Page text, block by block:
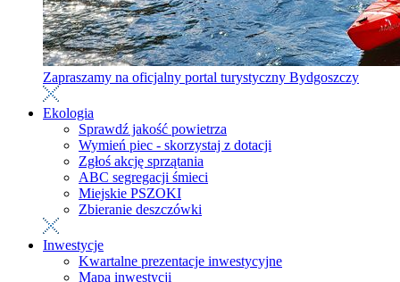
Zapraszamy na oficjalny portal turystyczny Bydgoszczy
Ekologia
Sprawdź jakość powietrza
Wymień piec - skorzystaj z dotacji
Zgłoś akcję sprzątania
ABC segregacji śmieci
Miejskie PSZOKI
Zbieranie deszczówki
Inwestycje
Kwartalne prezentacje inwestycyjne
Mapa inwestycji